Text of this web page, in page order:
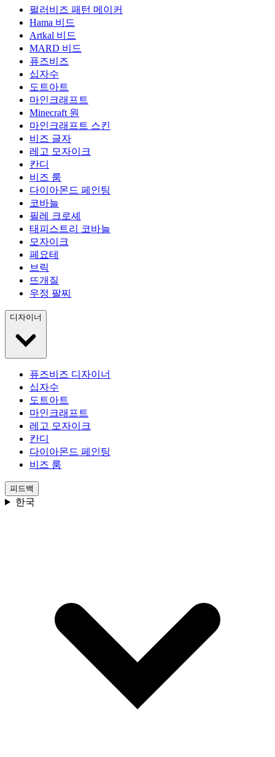
펄러비즈 패턴 메이커
Hama 비드
Artkal 비드
MARD 비드
퓨즈비즈
십자수
도트아트
마인크래프트
Minecraft 원
마인크래프트 스킨
비즈 글자
레고 모자이크
칸디
비즈 룸
다이아몬드 페인팅
코바늘
필레 크로셰
태피스트리 코바늘
모자이크
페요테
브릭
뜨개질
우정 팔찌
디자이너
퓨즈비즈 디자이너
십자수
도트아트
마인크래프트
레고 모자이크
칸디
다이아몬드 페인팅
비즈 룸
피드백
한국